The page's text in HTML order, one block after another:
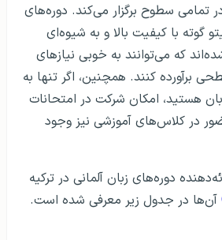
تمامی سطوح برگزار می‌کند. دوره‌های
گوته با کیفیت بالا و به شیوه‌ای
که می‌توانند به خوبی نیازهای
برآورده کنند. همچنین، اگر تنها به
هستید، امکان شرکت در امتحانات
در کلاس‌های آموزشی نیز وجود
دوره‌های زبان آلمانی در ترکیه
آن‌ها در جدول زیر معرفی شده است.